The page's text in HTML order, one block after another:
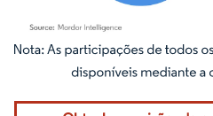
Imagem © Mordor Intelligence. O reuso